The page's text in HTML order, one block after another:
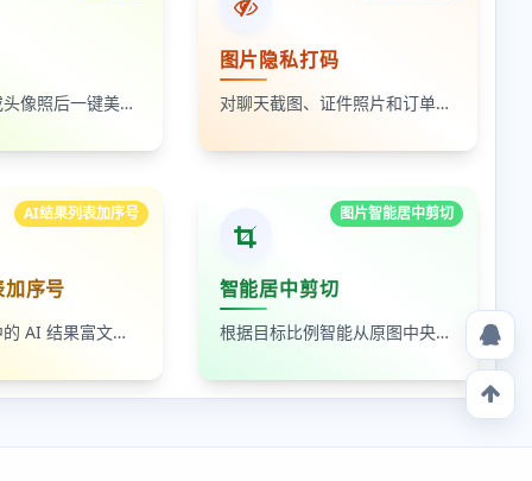
上传自拍照或头像照后一键美颜，支持人像磨皮、提亮和美颜强度调节，适合人物照片快速优化
图片隐私打码
对聊天截图、证件照片和订单页面中的敏感内容进行局部打码，支持多次框选和重复处理
AI结果列表加序号
序号
读取剪贴板中的 AI 结果富文本列表，为 ul、ol 等列表自动补 1-N 序号，支持富文本和纯文本输出
图片智能居中剪切
智能居中剪切
根据目标比例智能从原图中央裁出最大可用区域，适合封面图、缩略图和平台尺寸适配